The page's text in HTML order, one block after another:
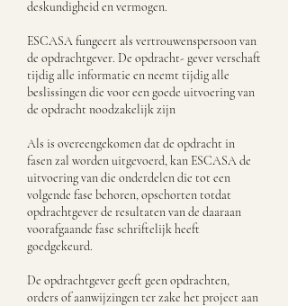
deskundigheid en vermogen.
ESCASA fungeert als vertrouwenspersoon van
de opdrachtgever. De opdracht- gever verschaft
tijdig alle informatie en neemt tijdig alle
beslissingen die voor een goede uitvoering van
de opdracht noodzakelijk zijn
Als is overeengekomen dat de opdracht in
fasen zal worden uitgevoerd, kan ESCASA de
uitvoering van die onderdelen die tot een
volgende fase behoren, opschorten totdat
opdrachtgever de resultaten van de daaraan
voorafgaande fase schriftelijk heeft
goedgekeurd.
De opdrachtgever geeft geen opdrachten,
orders of aanwijzingen ter zake het project aan